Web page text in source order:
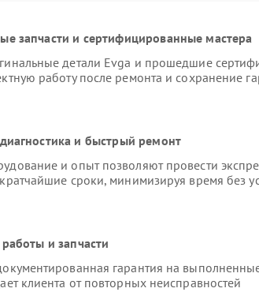
запчасти и сертифицированные мастера
детали Evga и прошедшие
работу после ремонта и сохранение
и быстрый ремонт
и опыт позволяют провести
сроки, минимизируя время без
и запчасти
гарантия на
клиента от повторных неисправностей